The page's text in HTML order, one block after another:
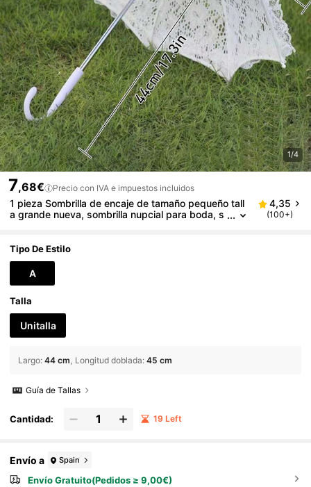
1/4
7,68€ Precio con IVA e impuestos incluidos
1 pieza Sombrilla de encaje de tamaño pequeño tall
a grande nueva, sombrilla nupcial para boda, s
4,35
(100+)
Tipo De Estilo
A
Talla
Unitalla
Largo: 44 cm Longitud doblada: 45 cm
Guía de Tallas
Cantidad: 19 Left
Envío a Spain
Envío Gratuito(Pedidos ≥ 9,00€)